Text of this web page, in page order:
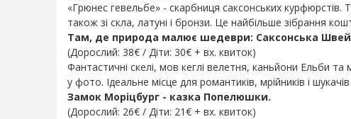
«Грюнес гевельбе» - скарбниця саксонських курфюрстів.
також зі скла, латуні і бронзи. Це найбільше зібрання
Там, де природа малює шедеври: Саксонська
(Дорослий: 38€ / Діти: 30€ + вх. квиток)
Фантастичні скелі, мов кеглі велетня, каньйони Ельби
у фото. Ідеальне місце для романтиків, мрійників і
Замок Моріцбург - казка Попелюшки.
(Дорослий: 26€ / Діти: 21€ + вх. квиток)